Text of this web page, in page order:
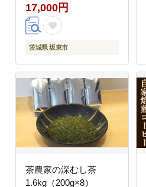
17,000円
茨城県 坂東市
茶農家の深むし茶
1.6kg（200g×8）